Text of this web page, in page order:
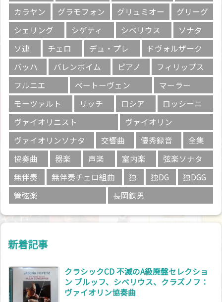
カラヤン
グラモフォン グリュミオー
グリーグ
シェリング
シゲティ シベリウス
ソナタ
ソ連
チェロ デュ・プレ
ドヴォルザーク
バッハ
バレンボイム ピアノ
フィリップス
フルニエ
ベートーヴェン
マーラー
モーツァルト
リッチ ロシア
ロッシーニ
ヴァイオリニスト
ヴァイオリン
ヴァイオリンソナタ
交響曲 優秀録音
全集
協奏曲
器楽 声楽 室内楽
弦楽ソナタ
無伴奏
無伴奏チェロ組曲 独 独DG
独DGG
管弦楽
長岡鉄男
新着記事
クラシックCD 不滅のA級廃盤セレクショ
ン ブルッフ、シベリウス、クラズノフ：
ヴァイオリン協奏曲